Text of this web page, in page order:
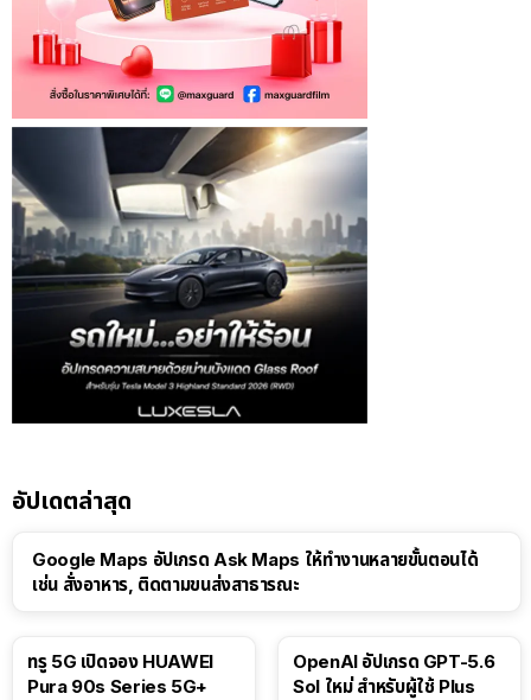
อัปเดตล่าสุด
Google Maps อัปเกรด Ask Maps ให้ทำงานหลายขั้นตอนได้
เช่น สั่งอาหาร, ติดตามขนส่งสาธารณะ
ทรู 5G เปิดจอง HUAWEI
Pura 90s Series 5G+
OpenAI อัปเกรด GPT-5.6
Sol ใหม่ สำหรับผู้ใช้ Plus